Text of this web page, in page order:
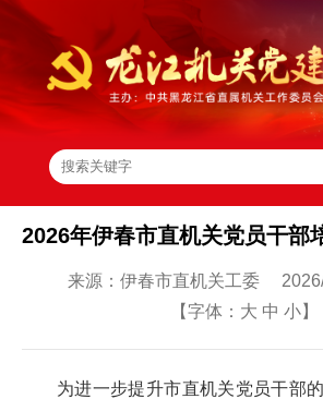
2026年伊春市直机关党员干部
来源：伊春市直机关工委
【字体： 大 中 小】
为进一步提升市直机关党员干部